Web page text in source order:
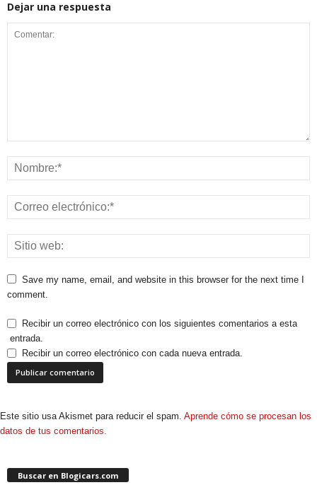
Dejar una respuesta
Save my name, email, and website in this browser for the next time I
comment.
Recibir un correo electrónico con los siguientes comentarios a esta
entrada.
Recibir un correo electrónico con cada nueva entrada.
Este sitio usa Akismet para reducir el spam. Aprende cómo se procesan los
datos de tus comentarios.
Buscar en Blogicars.com